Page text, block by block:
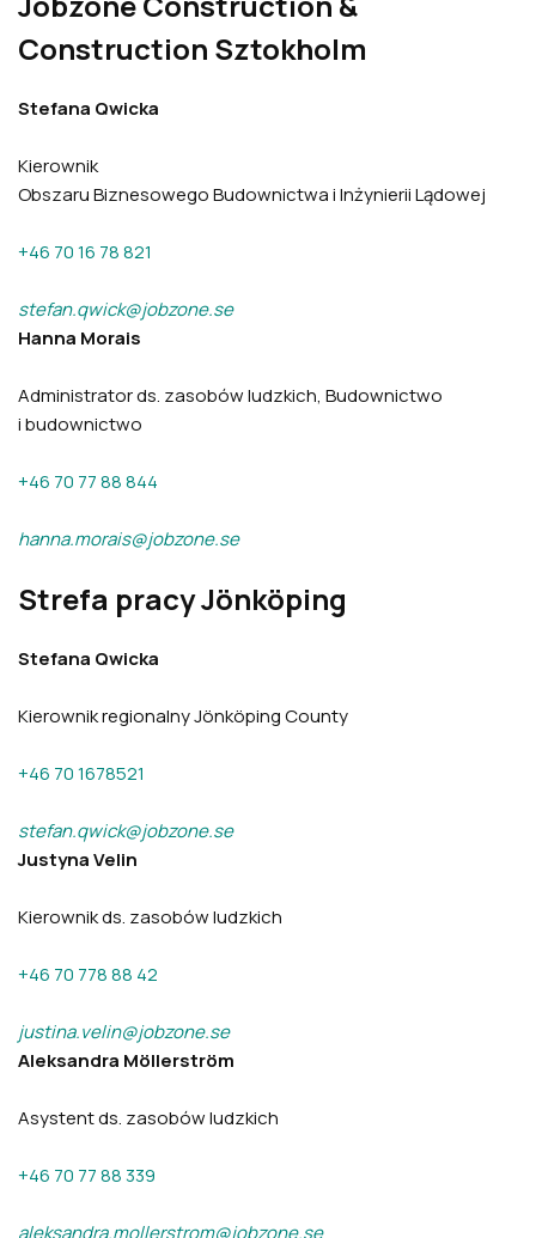
Construction Sztokholm
Stefana Qwicka
Kierownik
Obszaru Biznesowego Budownictwa i Inżynierii Lądowej
+46 70 16 78 821
stefan.qwick@jobzone.se
Hanna Morais
Administrator ds. zasobów ludzkich, Budownictwo
i budownictwo
+46 70 77 88 844
hanna.morais@jobzone.se
Strefa pracy Jönköping
Stefana Qwicka
Kierownik regionalny Jönköping County
+46 70 1678521
stefan.qwick@jobzone.se
Justyna Velin
Kierownik ds. zasobów ludzkich
+46 70 778 88 42
justina.velin@jobzone.se
Aleksandra Möllerström
Asystent ds. zasobów ludzkich
+46 70 77 88 339
aleksandra.mollerstrom@jobzone.se